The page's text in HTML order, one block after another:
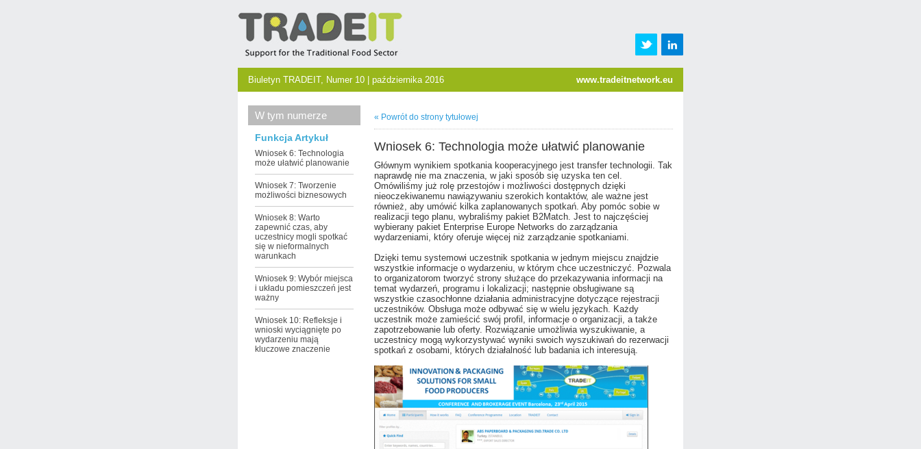
Biuletyn TRADEIT, Numer 10 | października 2016 www.tradeitnetwork.eu
W tym numerze
Funkcja Artykuł
Wniosek 6: Technologia
może ułatwić planowanie
Wniosek 7: Tworzenie
możliwości biznesowych
Wniosek 8: Warto
zapewnić czas, aby
uczestnicy mogli spotkać
się w nieformalnych
warunkach
Wniosek 9: Wybór miejsca
i układu pomieszczeń jest
ważny
Wniosek 10: Refleksje i
wnioski wyciągnięte po
wydarzeniu mają
kluczowe znaczenie
« Powrót do strony tytułowej
Wniosek 6: Technologia może ułatwić planowanie
Głównym wynikiem spotkania kooperacyjnego jest transfer technologii. Tak
naprawdę nie ma znaczenia, w jaki sposób się uzyska ten cel.
Omówiliśmy już rolę przestojów i możliwości dostępnych dzięki
nieoczekiwanemu nawiązywaniu szerokich kontaktów, ale ważne jest
również, aby umówić kilka zaplanowanych spotkań. Aby pomóc sobie w
realizacji tego planu, wybraliśmy pakiet B2Match. Jest to najczęściej
wybierany pakiet Enterprise Europe Networks do zarządzania
wydarzeniami, który oferuje więcej niż zarządzanie spotkaniami.
Dzięki temu systemowi uczestnik spotkania w jednym miejscu znajdzie
wszystkie informacje o wydarzeniu, w którym chce uczestniczyć. Pozwala
to organizatorom tworzyć strony służące do przekazywania informacji na
temat wydarzeń, programu i lokalizacji; następnie obsługiwane są
wszystkie czasochłonne działania administracyjne dotyczące rejestracji
uczestników. Obsługa może odbywać się w wielu językach. Każdy
uczestnik może zamieścić swój profil, informacje o organizacji, a także
zapotrzebowanie lub oferty. Rozwiązanie umożliwia wyszukiwanie, a
uczestnicy mogą wykorzystywać wyniki swoich wyszukiwań do rezerwacji
spotkań z osobami, których działalność lub badania ich interesują.